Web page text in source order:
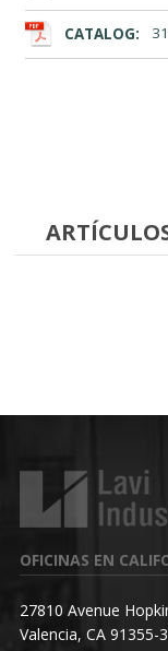
CATALOG:
OFICINAS EN
27810 Avenue
Valencia, CA 91355-